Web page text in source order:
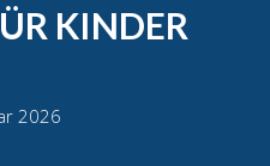
KINDER
2026